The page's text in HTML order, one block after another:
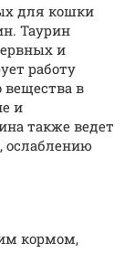
для кошки
Таурин
и
работу
вещества в
и
также ведет
ослаблению
кормом,